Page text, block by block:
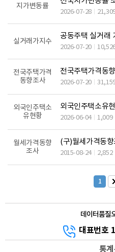
지가변동률
2026-07-28
실거래가지수
공동주택 실거래
2026-07-20
전국주택가격
동향조사
전국주택가격동
2026-07-20
외국인주택소
유현황
외국인주택소유
2026-06-04 1,009
월세가격동향
조사
(구)월세가격동
2015-08-24 2,852
1
데이터품질
대표번호
통계